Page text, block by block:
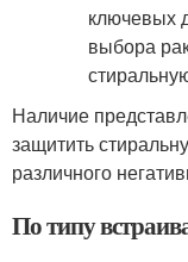
Наличие
защитить
различного
По типу